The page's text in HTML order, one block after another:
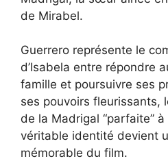
de Mirabel.
Guerrero représente le
d’Isabela entre répondre
famille et poursuivre ses
ses pouvoirs fleurissants,
de la Madrigal “parfaite”
véritable identité devient
mémorable du film.